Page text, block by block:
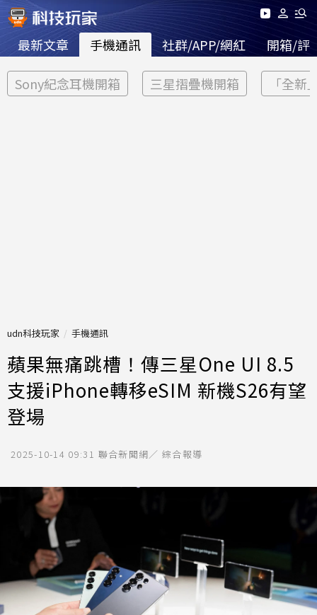
最新文章 手機通訊 社群/APP/網紅 開箱/評
Sony紀念耳機開箱 三星摺疊機開箱 「全新
udn科技玩家 手機通訊
蘋果無痛跳槽！傳三星One UI 8.5
支援iPhone轉移eSIM 新機S26有望
登場
2025-10-14 09:31 聯合新聞網／ 綜合報導